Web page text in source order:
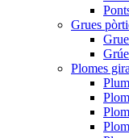
Grues
Plomes